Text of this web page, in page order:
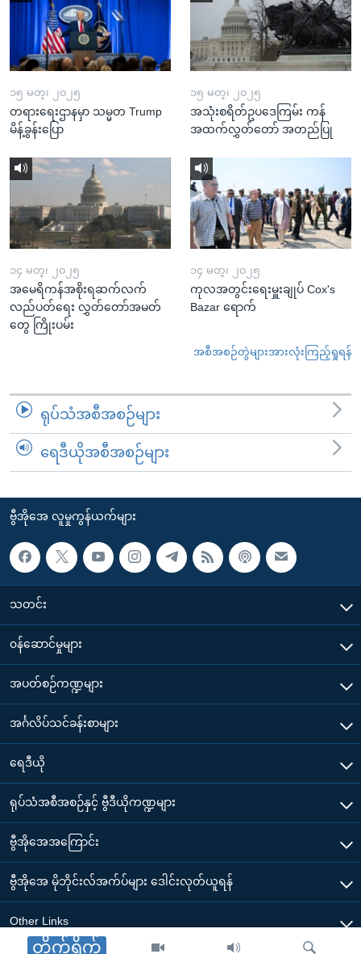
တိုက်ရိုက်
၁၅ မတ္၊ ၂၀၂၅
တရားရေးဌာနမှာ သမ္မတ Trump
မိန့်ခွန်းပြော
၁၅ မတ္၊ ၂၀၂၅
အသုံးစရိတ်ဥပဒေကြမ်း ကန်
အထက်လွှတ်တော် အတည်ပြု
၁၄ မတ္၊ ၂၀၂၅
အမေရိကန်အစိုးရဆက်လက်
လည်ပတ်ရေး လွှတ်တော်အမတ်
တွေ ကြိုးပမ်း
၁၄ မတ္၊ ၂၀၂၅
ကုလအတွင်းရေးမှူးချုပ် Cox's
Bazar ရောက်
အစီအစဉ်တွဲများအားလုံးကြည့်ရှုရန်
ရုပ်သံအစီအစဉ်များ
ရေဒီယိုအစီအစဉ်များ
ဗွီအိုအေ လူမှုကွန်ယက်များ
သတင်း
၀န်ဆောင်မှုများ
အပတ်စဉ်ကဏ္ဍများ
အင်္ဂလိပ်သင်ခန်းစာများ
ရေဒီယို
ရုပ်သံအစီအစဉ်နှင့် ဗွီဒီယိုကဏ္ဍများ
ဗွီအိုအေအကြောင်း
ဗွီအိုအေ မိုဘိုင်းလ်အက်ပ်များ ဒေါင်းလုတ်ယူရန်
Other Links